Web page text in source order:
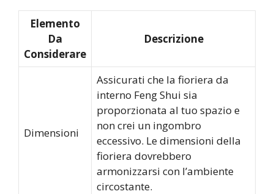
Elemento
Da
Considerare
Descrizione
Dimensioni
Assicurati che la fioriera da
interno Feng Shui sia
proporzionata al tuo spazio e
non crei un ingombro
eccessivo. Le dimensioni della
fioriera dovrebbero
armonizzarsi con l’ambiente
circostante.